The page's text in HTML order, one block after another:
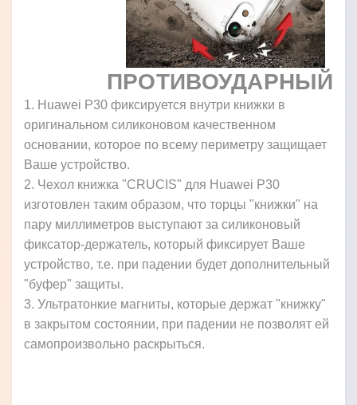
ПРОТИВОУДАРНЫЙ
1. Huawei P30 фиксируется внутри книжки в
оригинальном силиконовом качественном
основании, которое по всему периметру защищает
Ваше устройство.
2. Чехол книжка "CRUCIS" для Huawei P30
изготовлен таким образом, что торцы "книжки" на
пару миллиметров выступают за силиконовый
фиксатор-держатель, который фиксирует Ваше
устройство, т.е. при падении будет дополнительный
"буфер" защиты.
3. Ультратонкие магниты, которые держат "книжку"
в закрытом состоянии, при падении не позволят ей
самопроизвольно раскрыться.